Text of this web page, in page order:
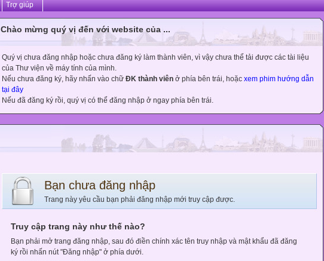
Trợ giúp
Chào mừng quý vị đến với website của ...
Quý vị chưa đăng nhập hoặc chưa đăng ký làm thành viên, vì vậy chưa thể tải được các tài liệu
của Thư viện về máy tính của mình.
Nếu chưa đăng ký, hãy nhấn vào chữ ĐK thành viên ở phía bên trái, hoặc xem phim hướng dẫn
tại đây
Nếu đã đăng ký rồi, quý vị có thể đăng nhập ở ngay phía bên trái.
Bạn chưa đăng nhập
Trang này yêu cầu bạn phải đăng nhập mới truy cập được.
Truy cập trang này như thế nào?
Bạn phải mở trang đăng nhập, sau đó điền chính xác tên truy nhập và mật khẩu đã đăng
ký rồi nhấn nút "Đăng nhập" ở phía dưới.